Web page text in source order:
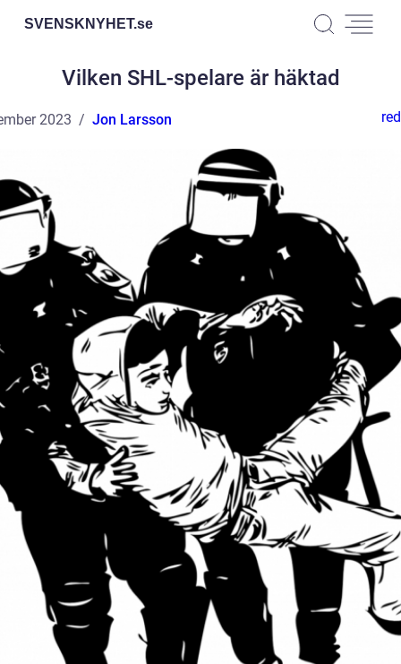
SVENSKNYHET.se
Vilken SHL-spelare är häktad
2023 Jon Larsson